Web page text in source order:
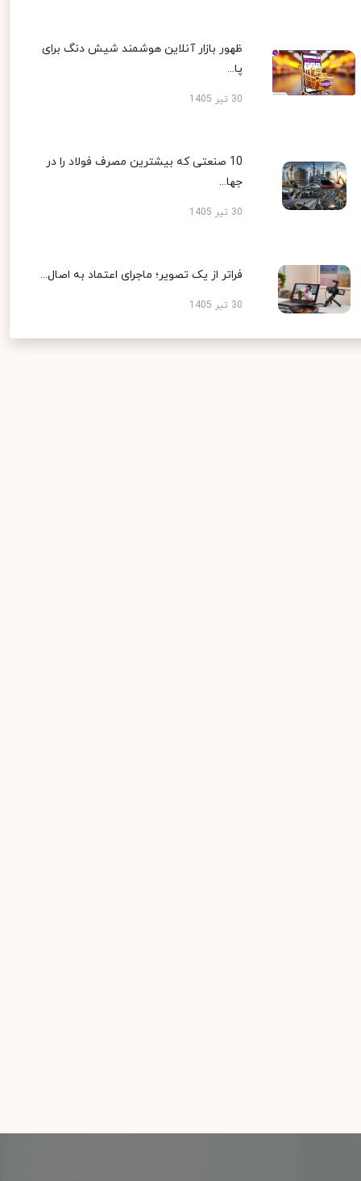
ظهور بازار آنلاین هوشمند شیش دنگ برای
پا...
30 تیر 1405
10 صنعتی که بیشترین مصرف فولاد را در
جها...
30 تیر 1405
فراتر از یک تصویر؛ ماجرای اعتماد به اصال...
30 تیر 1405